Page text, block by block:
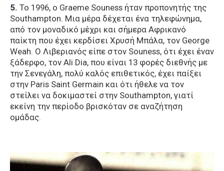
5. Το 1996, ο Graeme Souness ήταν προπονητής της
Southampton. Μια μέρα δέχεται ένα τηλεφώνημα,
από τον μοναδικό μέχρι και σήμερα Αφρικανό
παίκτη που έχει κερδίσει Χρυσή Μπάλα, τον George
Weah. Ο Λιβεριανός είπε στον Souness, ότι έχει έναν
ξάδερφο, τον Ali Dia, που είναι 13 φορές διεθνής με
την Σενεγάλη, πολύ καλός επιθετικός, έχει παίξει
στην Paris Saint Germain και ότι ήθελε να τον
στείλει να δοκιμαστεί στην Southampton, γιατί
εκείνη την περίοδο βρισκόταν σε αναζήτηση
ομάδας.